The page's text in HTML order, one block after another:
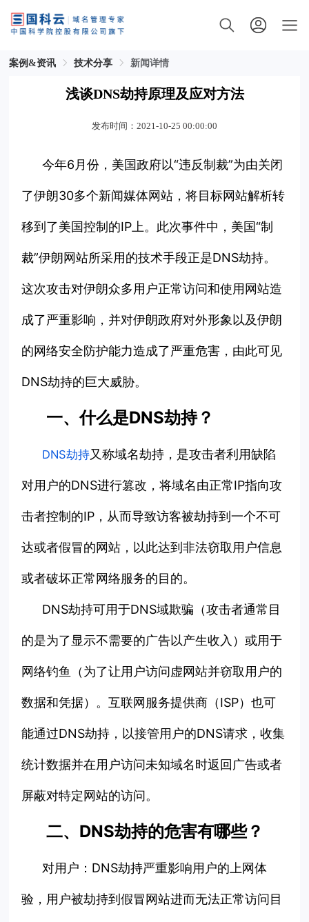
案例&资讯 技术分享 新闻详情
浅谈DNS劫持原理及应对方法
发布时间：2021-10-25 00:00:00
今年6月份，美国政府以“违反制裁”为由关闭
了伊朗30多个新闻媒体网站，将目标网站解析转
移到了美国控制的IP上。此次事件中，美国“制
裁”伊朗网站所采用的技术手段正是DNS劫持。
这次攻击对伊朗众多用户正常访问和使用网站造
成了严重影响，并对伊朗政府对外形象以及伊朗
的网络安全防护能力造成了严重危害，由此可见
DNS劫持的巨大威胁。
一、什么是DNS劫持？
DNS劫持又称域名劫持，是攻击者利用缺陷
对用户的DNS进行篡改，将域名由正常IP指向攻
击者控制的IP，从而导致访客被劫持到一个不可
达或者假冒的网站，以此达到非法窃取用户信息
或者破坏正常网络服务的目的。
DNS劫持可用于DNS域欺骗（攻击者通常目
的是为了显示不需要的广告以产生收入）或用于
网络钓鱼（为了让用户访问虚网站并窃取用户的
数据和凭据）。互联网服务提供商（ISP）也可
能通过DNS劫持，以接管用户的DNS请求，收集
统计数据并在用户访问未知域名时返回广告或者
屏蔽对特定网站的访问。
二、 DNS劫持的危害有哪些？
对用户： DNS劫持严重影响用户的上网体
验，用户被劫持到假冒网站进而无法正常访问目